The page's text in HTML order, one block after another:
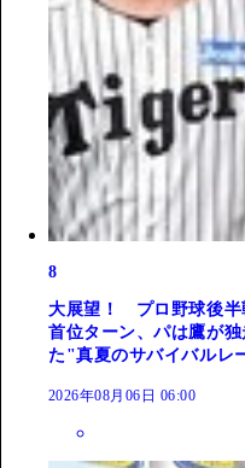
8
大展望！ プロ野球後半
首位ターン、パは鷹が
た"真夏のサバイバルレ
2026年08月06日 06:00